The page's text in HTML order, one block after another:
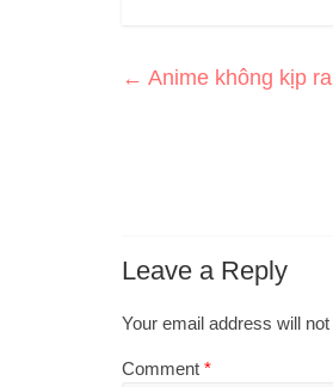
← Anime không kịp
Leave a Reply
Your email address will
Comment *